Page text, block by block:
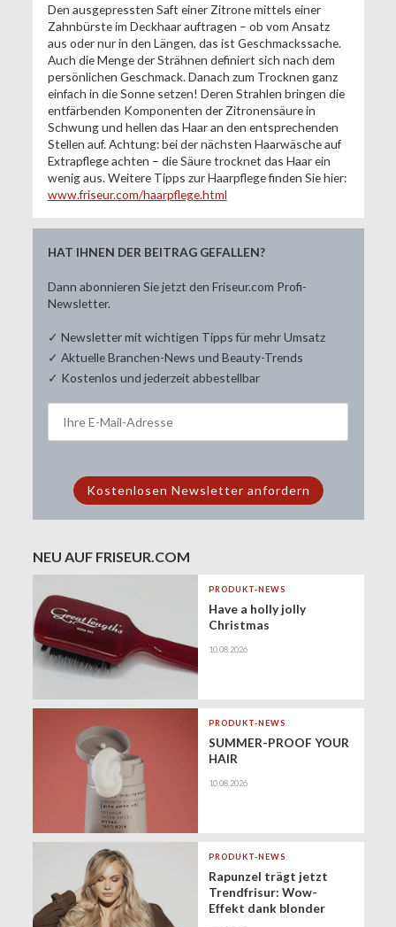
Den ausgepressten Saft einer Zitrone mittels einer
Zahnbürste im Deckhaar auftragen – ob vom Ansatz
aus oder nur in den Längen, das ist Geschmackssache.
Auch die Menge der Strähnen definiert sich nach dem
persönlichen Geschmack. Danach zum Trocknen ganz
einfach in die Sonne setzen! Deren Strahlen bringen die
entfärbenden Komponenten der Zitronensäure in
Schwung und hellen das Haar an den entsprechenden
Stellen auf. Achtung: bei der nächsten Haarwäsche auf
Extrapflege achten – die Säure trocknet das Haar ein
wenig aus. Weitere Tipps zur Haarpflege finden Sie hier:
www.friseur.com/haarpflege.html
HAT IHNEN DER BEITRAG GEFALLEN?
Dann abonnieren Sie jetzt den Friseur.com Profi-
Newsletter.
✓ Newsletter mit wichtigen Tipps für mehr Umsatz
✓ Aktuelle Branchen-News und Beauty-Trends
✓ Kostenlos und jederzeit abbestellbar
NEU AUF FRISEUR.COM
PRODUKT-NEWS
Have a holly jolly
Christmas
10.08.2026
PRODUKT-NEWS
SUMMER-PROOF YOUR
HAIR
10.08.2026
PRODUKT-NEWS
Rapunzel trägt jetzt
Trendfrisur: Wow-
Effekt dank blonder